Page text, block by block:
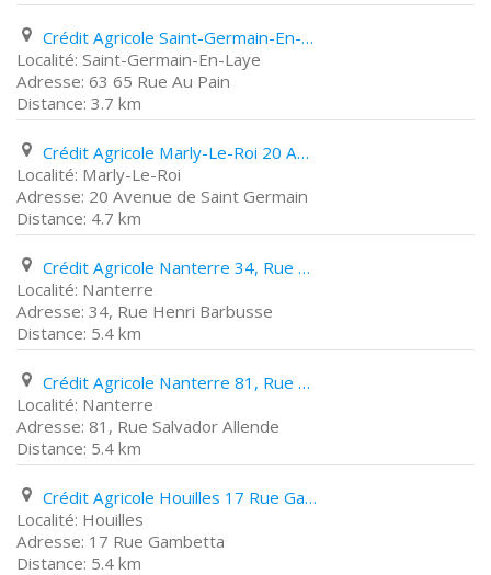
Crédit Agricole Saint-Germain-En-Laye 63 65 Rue Au Pain
Saint-Germain-En-Laye
63 65 Rue Au Pain
3.7 km
Crédit Agricole Marly-Le-Roi 20 Avenue de Saint Germain
Marly-Le-Roi
20 Avenue de Saint Germain
4.7 km
Crédit Agricole Nanterre 34, Rue Henri Barbusse
Nanterre
34, Rue Henri Barbusse
5.4 km
Crédit Agricole Nanterre 81, Rue Salvador Allende
Nanterre
81, Rue Salvador Allende
5.4 km
Crédit Agricole Houilles 17 Rue Gambetta
Houilles
17 Rue Gambetta
5.4 km